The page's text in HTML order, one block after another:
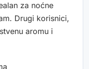
za noćne
Drugi korisnici,
aromu i